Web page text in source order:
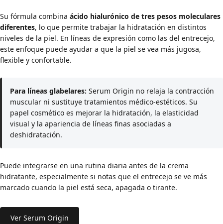
Su fórmula combina ácido hialurónico de tres pesos moleculares
diferentes, lo que permite trabajar la hidratación en distintos
niveles de la piel. En líneas de expresión como las del entrecejo,
este enfoque puede ayudar a que la piel se vea más jugosa,
flexible y confortable.
Para líneas glabelares: Serum Origin no relaja la contracción
muscular ni sustituye tratamientos médico-estéticos. Su
papel cosmético es mejorar la hidratación, la elasticidad
visual y la apariencia de líneas finas asociadas a
deshidratación.
Puede integrarse en una rutina diaria antes de la crema
hidratante, especialmente si notas que el entrecejo se ve más
marcado cuando la piel está seca, apagada o tirante.
Ver Serum Origin